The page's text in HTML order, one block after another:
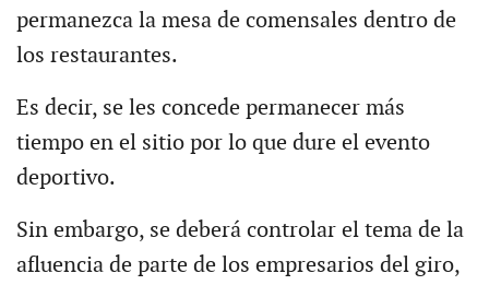
permanezca la mesa de comensales dentro de
los restaurantes.
Es decir, se les concede permanecer más
tiempo en el sitio por lo que dure el evento
deportivo.
Sin embargo, se deberá controlar el tema de la
afluencia de parte de los empresarios del giro,